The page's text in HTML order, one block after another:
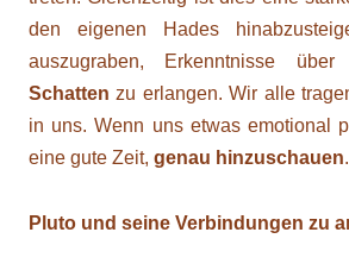
den eigenen Hades
auszugraben, Erkenntnisse
Schatten zu erlangen. Wir alle
in uns. Wenn uns etwas emotional
eine gute Zeit, genau hinzuschauen.
Pluto und seine Verbindungen zu